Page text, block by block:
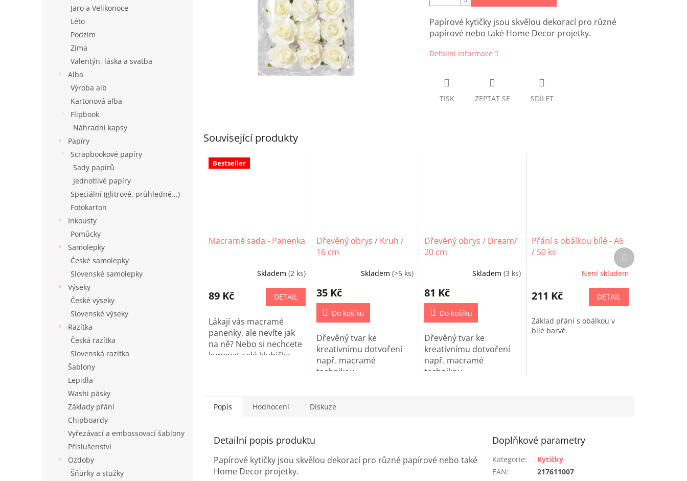
Jaro a Velikonoce
Léto
Podzim
Zima
Valentýn, láska a svatba
Alba
Výroba alb
Kartonová alba
Flipbook
Náhradní kapsy
Papíry
Scrapbookové papíry
Sady papírů
Jednotlivé papíry
Speciální (glitrové, průhledné...)
Fotokarton
Inkousty
Pomůcky
Samolepky
České samolepky
Slovenské samolepky
Výseky
České výseky
Slovenské výseky
Razítka
Česká razítka
Slovenská razítka
Šablony
Lepidla
Washi pásky
Základy přání
Chipboardy
Vyřezávací a embossovací šablony
Příslušenství
Ozdoby
Šňůrky a stužky
Papírové kytičky jsou skvělou dekorací pro různé
papírové nebo také Home Decor projetky.
Detailní informace
TISK ZEPTAT SE SDÍLET
Související produkty
Bestseller
Macramé sada - Panenka
Skladem (2 ks)
89 Kč DETAIL
Lákají vás macramé
panenky, ale nevíte jak
na ně? Nebo si nechcete
kupovat celé klubíčka
Dřevěný obrys / Kruh /
16 cm
Skladem (>5 ks)
35 Kč
Do košíku
Dřevěný tvar ke
kreativnímu dotvoření
např. macramé
technikou.
Dřevěný obrys / Dream/
20 cm
Skladem(3 ks)
81 Kč
Do košíku
Dřevěný tvar ke
kreativnímu dotvoření
např. macramé
technikou.
Přání s obálkou bílé - A6
/ 50 ks
Není skladem
211 Kč DETAIL
Základ přání s obálkou v
bílé barvě.
Další
produkt
Popis Hodnocení Diskuze
Detailní popis produktu
Papírové kytičky jsou skvělou dekorací pro různé papírové nebo také
Home Decor projetky.
Doplňkové parametry
Kategorie:
Kytičky
EAN: 217611007